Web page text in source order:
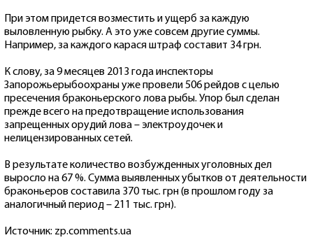
При этом придется возместить и ущерб за каждую
выловленную рыбку. А это уже совсем другие суммы.
Например, за каждого карася штраф составит 34 грн.
К слову, за 9 месяцев 2013 года инспекторы
Запорожьерыбоохраны уже провели 506 рейдов с целью
пресечения браконьерского лова рыбы. Упор был сделан
прежде всего на предотвращение использования
запрещенных орудий лова – электроудочек и
нелицензированных сетей.
В результате количество возбужденных уголовных дел
выросло на 67 %. Сумма выявленных убытков от деятельности
браконьеров составила 370 тыс. грн (в прошлом году за
аналогичный период – 211 тыс. грн).
Источник: zp.comments.ua